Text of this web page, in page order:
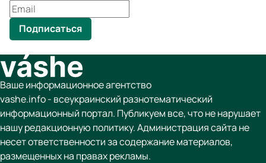
Подписаться
Ваше информационное агентство
vashe.info - всеукраинский разнотематический
информационный портал. Публикуем все, что не нарушает
нашу редакционную политику. Администрация сайта не
несет ответственности за содержание материалов,
размещенных на правах рекламы.